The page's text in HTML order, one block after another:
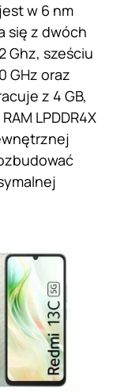
w 6 nm
się z dwóch
Ghz, sześciu
GHz oraz
z 4 GB,
LPDDR4X